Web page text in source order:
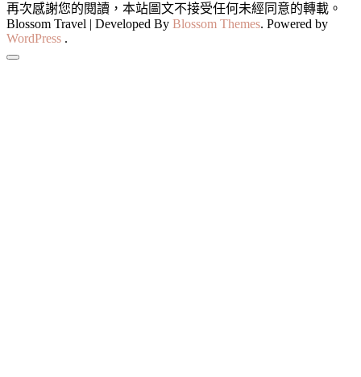
再次感謝您的閱讀，本站圖文不接受任何未經同意的轉載。
Blossom Travel | Developed By Blossom Themes. Powered by
WordPress .